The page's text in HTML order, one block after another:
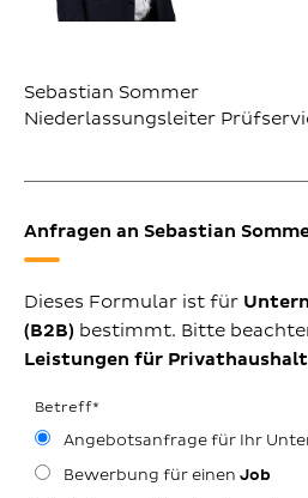
Sebastian Sommer
Niederlassungsleiter
Anfragen an Sebastian
Dieses Formular ist für
(B2B) bestimmt. Bitte
Leistungen für
Betreff*
Angebotsanfrage für Ihr
Bewerbung für einen Job